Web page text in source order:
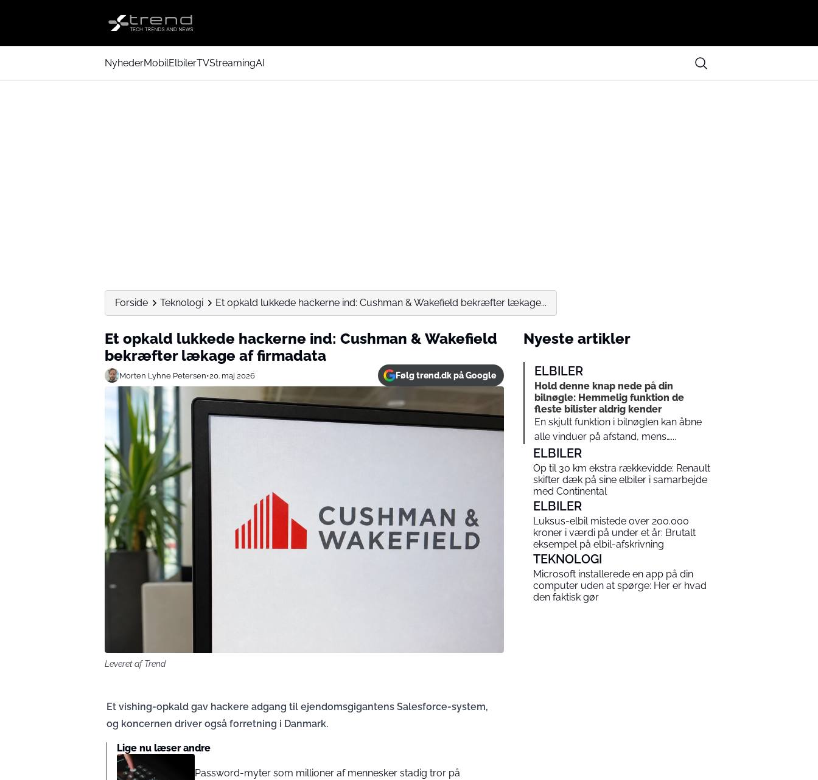
NyhederMobilElbilerTVStreamingAI
Forside Teknologi Et opkald lukkede hackerne ind: Cushman & Wakefield bekræfter lækage...
Et opkald lukkede hackerne ind: Cushman & Wakefield
bekræfter lækage af firmadata
Morten Lyhne Petersen•20. maj 2026 Følg trend.dk på Google
Leveret af Trend
Et vishing-opkald gav hackere adgang til ejendomsgigantens Salesforce-system,
og koncernen driver også forretning i Danmark.
Lige nu læser andre
Password-myter som millioner af mennesker stadig tror på
Nyeste artikler
ELBILER
Hold denne knap nede på din
bilnøgle: Hemmelig funktion de
fleste bilister aldrig kender
En skjult funktion i bilnøglen kan åbne
alle vinduer på afstand, mens…...
ELBILER
Op til 30 km ekstra rækkevidde: Renault
skifter dæk på sine elbiler i samarbejde
med Continental
ELBILER
Luksus-elbil mistede over 200.000
kroner i værdi på under et år: Brutalt
eksempel på elbil-afskrivning
TEKNOLOGI
Microsoft installerede en app på din
computer uden at spørge: Her er hvad
den faktisk gør